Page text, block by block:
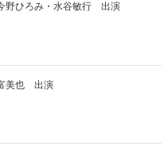
野ひろみ・水谷敏行 出演
美也 出演